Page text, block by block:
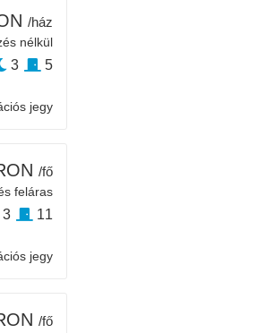
jegy
/ház
nélkül
3 5
jegy
/fő
feláras
11
/fő